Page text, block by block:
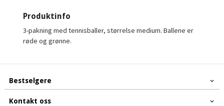
Produktinfo
3-pakning med tennisballer, størrelse medium. Ballene er
røde og grønne.
Bestselgere
Kontakt oss